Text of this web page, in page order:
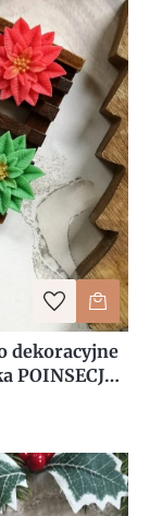
dekoracyjne
POINSECJA
etykietą